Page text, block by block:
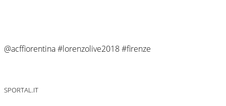
@acffiorentina #lorenzolive2018 #firenze
SPORTAL.IT